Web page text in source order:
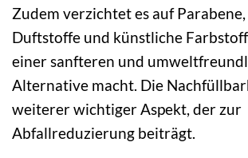
Zudem verzichtet es auf
Duftstoffe und künstliche
einer sanfteren und
Alternative macht. Die
weiterer wichtiger Aspekt, der zur
Abfallreduzierung beiträgt.